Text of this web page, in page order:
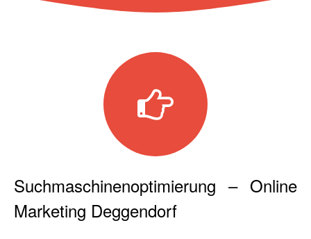
Suchmaschinenoptimierung – Online
Marketing Deggendorf